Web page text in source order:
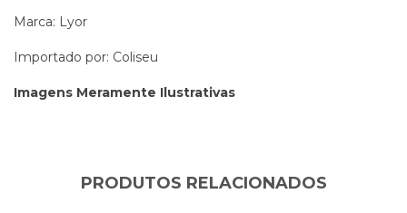
Marca: Lyor
Importado por: Coliseu
Imagens Meramente Ilustrativas
PRODUTOS RELACIONADOS